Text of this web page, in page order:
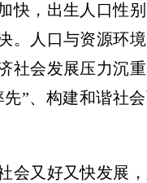
快，出生人口性
。人口与资源环
社会发展压力沉
”、构建和谐社
会又好又快发展